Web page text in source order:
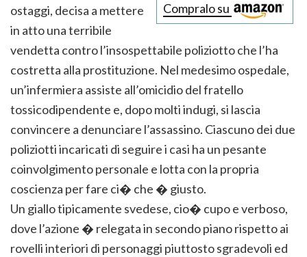
Compralo su
ostaggi, decisa a mettere
in atto una terribile
vendetta contro l’insospettabile poliziotto che l’ha
costretta alla prostituzione. Nel medesimo ospedale,
un’infermiera assiste all’omicidio del fratello
tossicodipendente e, dopo molti indugi, si lascia
convincere a denunciare l’assassino. Ciascuno dei due
poliziotti incaricati di seguire i casi ha un pesante
coinvolgimento personale e lotta con la propria
coscienza per fare ci� che � giusto.
Un giallo tipicamente svedese, cio� cupo e verboso,
dove l’azione � relegata in secondo piano rispetto ai
rovelli interiori di personaggi piuttosto sgradevoli ed